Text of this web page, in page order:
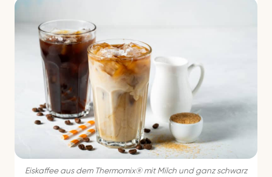
Eiskaffee aus dem Thermomix® mit Milch und ganz schwarz